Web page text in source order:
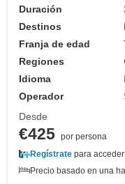
Duración
Destinos
Franja de edad
Regiones
Idioma
Operador
Desde
€425 por persona
Regístrate para
Precio basado en una